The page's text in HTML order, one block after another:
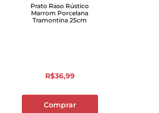
Prato Raso Rústico
Marrom Porcelana
Tramontina 25cm
R$36,99
Comprar